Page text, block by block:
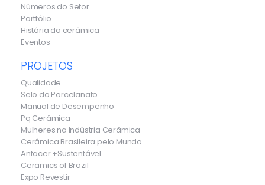
Números do Setor
Portfólio
História da cerâmica
Eventos
PROJETOS
Qualidade
Selo do Porcelanato
Manual de Desempenho
Pq Cerâmica
Mulheres na Indústria Cerâmica
Cerâmica Brasileira pelo Mundo
Anfacer +Sustentável
Ceramics of Brazil
Expo Revestir